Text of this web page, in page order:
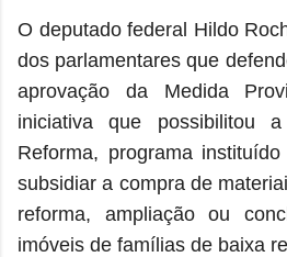
O deputado federal Hildo
dos parlamentares que
aprovação da Medida
iniciativa que possibilitou
Reforma, programa
subsidiar a compra de
reforma, ampliação ou
imóveis de famílias de baixa